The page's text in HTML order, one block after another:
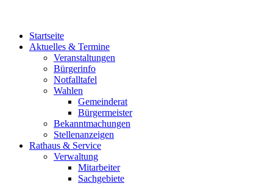
Startseite
Aktuelles & Termine
Veranstaltungen
Bürgerinfo
Notfalltafel
Wahlen
Gemeinderat
Bürgermeister
Bekanntmachungen
Stellenanzeigen
Rathaus & Service
Verwaltung
Mitarbeiter
Sachgebiete